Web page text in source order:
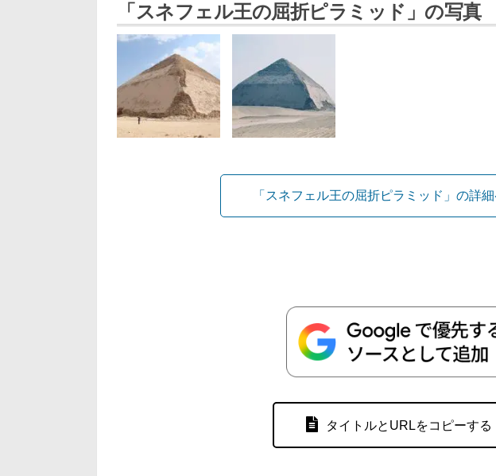
「スネフェル王の屈折ピラミッド」の写真
「スネフェル王の屈折ピラミッド」の詳
タイトルとURLをコピーする